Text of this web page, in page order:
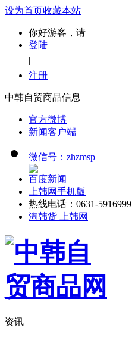
设为首页收藏本站
你好游客，请
登陆
|
注册
中韩自贸商品信息
官方微博
新闻客户端
微信号：zhzmsp
百度新闻
上韩网手机版
热线电话：0631-5916999
淘韩货 上韩网
资讯